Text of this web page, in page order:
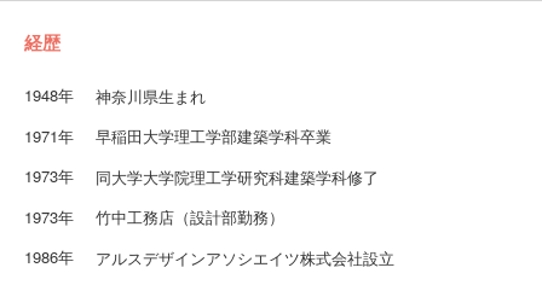
経歴
1948年
神奈川県生まれ
1971年
早稲田大学理工学部建築学科卒業
1973年
同大学大学院理工学研究科建築学科修了
1973年
竹中工務店（設計部勤務）
1986年
アルスデザインアソシエイツ株式会社設立